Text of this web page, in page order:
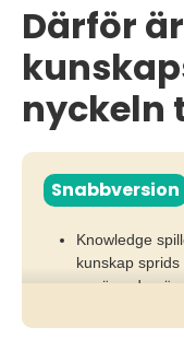
Därför är
nyckeln
Snabbversion
Knowledge
kunskap
avgörande
kvaliteten i AI-